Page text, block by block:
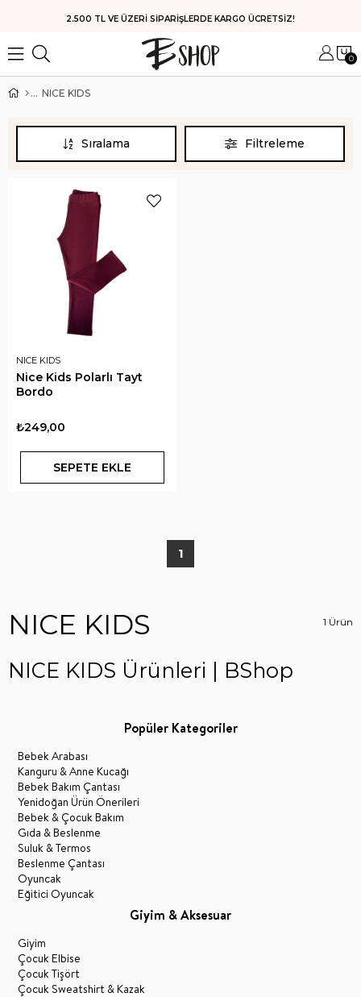
2.500 TL VE ÜZERİ SİPARİŞLERDE KARGO ÜCRETSİZ!
0
NICE KIDS
Filtreleme
Sıralama
NICE KIDS
Nice Kids Polarlı Tayt
Bordo
₺249,00
SEPETE EKLE
1
NICE KIDS 1 Ürün
NICE KIDS Ürünleri | BShop
Popüler Kategoriler
Bebek Arabası
Kanguru & Anne Kucağı
Bebek Bakım Çantası
Yenidoğan Ürün Önerileri
Bebek & Çocuk Bakım
Gıda & Beslenme
Suluk & Termos
Beslenme Çantası
Oyuncak
Eğitici Oyuncak
Giyim & Aksesuar
Giyim
Çocuk Elbise
Çocuk Tişört
Çocuk Sweatshirt & Kazak